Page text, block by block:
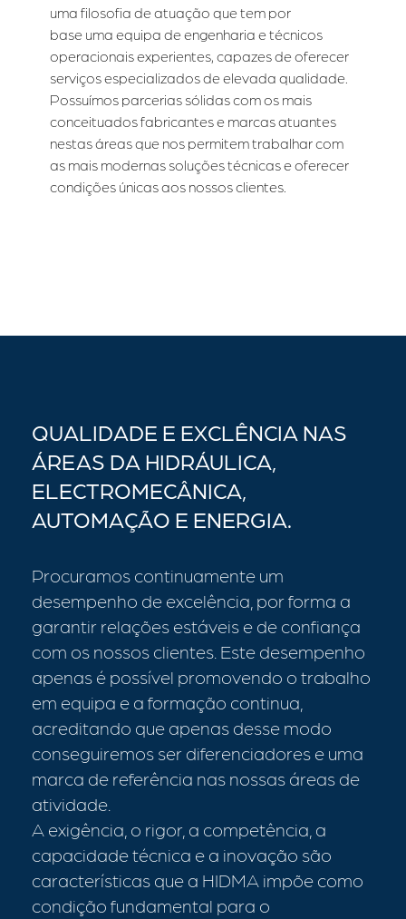
uma filosofia de atuação que tem por
base uma equipa de engenharia e técnicos
operacionais experientes, capazes de oferecer
serviços especializados de elevada qualidade.
Possuímos parcerias sólidas com os mais
conceituados fabricantes e marcas atuantes
nestas áreas que nos permitem trabalhar com
as mais modernas soluções técnicas e oferecer
condições únicas aos nossos clientes.
QUALIDADE E EXCLÊNCIA NAS
ÁREAS DA HIDRÁULICA,
ELECTROMECÂNICA,
AUTOMAÇÃO E ENERGIA.
Procuramos continuamente um
desempenho de excelência, por forma a
garantir relações estáveis e de confiança
com os nossos clientes. Este desempenho
apenas é possível promovendo o trabalho
em equipa e a formação continua,
acreditando que apenas desse modo
conseguiremos ser diferenciadores e uma
marca de referência nas nossas áreas de
atividade.
A exigência, o rigor, a competência, a
capacidade técnica e a inovação são
características que a HIDMA impõe como
condição fundamental para o